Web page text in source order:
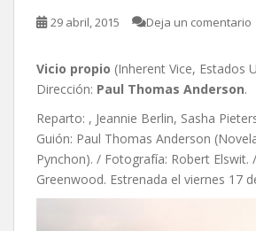
29 abril, 2015 Deja un comentario
Vicio propio (Inherent Vice, Estados
Dirección: Paul Thomas Anderson.
Reparto: , Jeannie Berlin, Sasha
Guión: Paul Thomas Anderson
Pynchon). / Fotografía: Robert Elswit.
Greenwood. Estrenada el viernes 17